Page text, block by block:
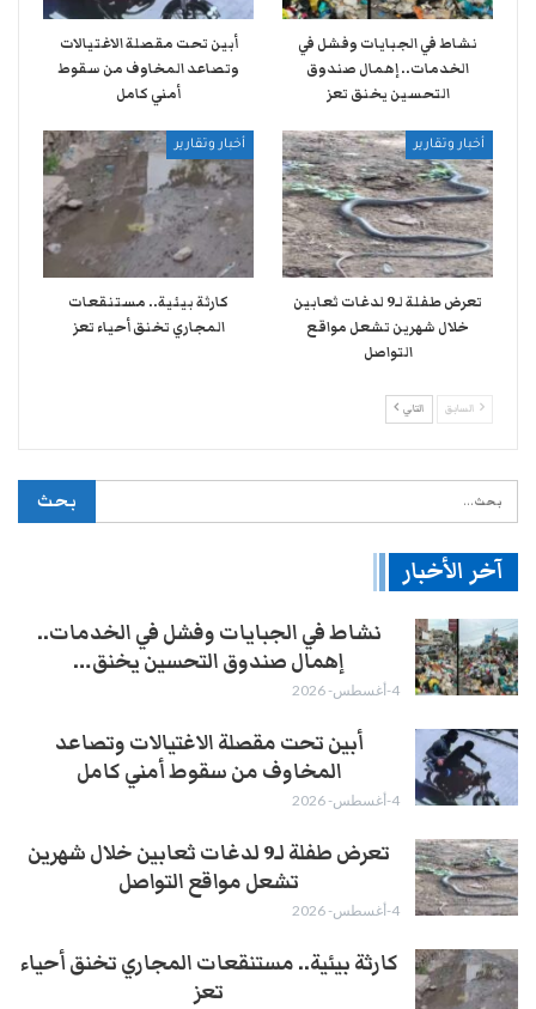
نشاط في الجبايات وفشل في
الخدمات.. إهمال صندوق
التحسين يخنق تعز
أبين تحت مقصلة الاغتيالات
وتصاعد المخاوف من سقوط
أمني كامل
أخبار وتقارير
تعرض طفلة لـ9 لدغات ثعابين
خلال شهرين تشعل مواقع
التواصل
أخبار وتقارير
كارثة بيئية.. مستنقعات
المجاري تخنق أحياء تعز
السابق التالي
آخر الأخبار
نشاط في الجبايات وفشل في الخدمات..
إهمال صندوق التحسين يخنق…
4-أغسطس- 2026
أبين تحت مقصلة الاغتيالات وتصاعد
المخاوف من سقوط أمني كامل
4-أغسطس- 2026
تعرض طفلة لـ9 لدغات ثعابين خلال شهرين
تشعل مواقع التواصل
4-أغسطس- 2026
كارثة بيئية.. مستنقعات المجاري تخنق أحياء
تعز